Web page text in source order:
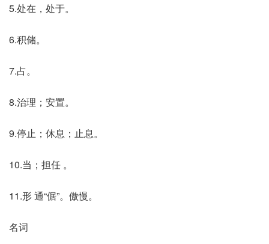
5.处在，处于。
6.积储。
7.占。
8.治理；安置。
9.停止；休息；止息。
10.当；担任 。
11.形 通“倨”。傲慢。
名词